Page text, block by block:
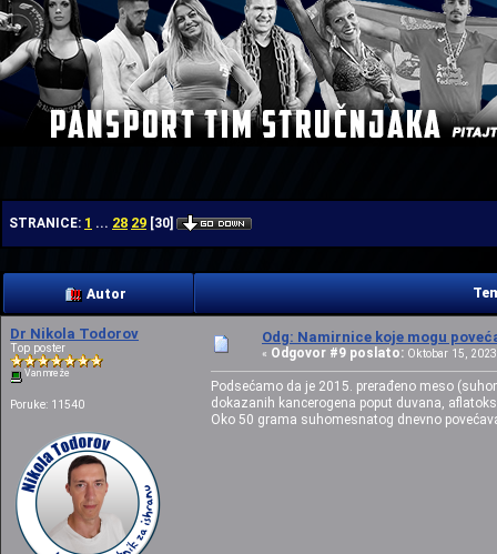
STRANICE: 1 ... 28 29 [30]
Autor
Dr Nikola Todorov
Top poster
Van mreže
Poruke: 11540
Odg: Namirnice koje mogu
« Odgovor #9 poslato: Oktobar 15,
Podsećamo da je 2015. prerađeno meso
dokazanih kancerogena poput duvana,
Oko 50 grama suhomesnatog dnevno